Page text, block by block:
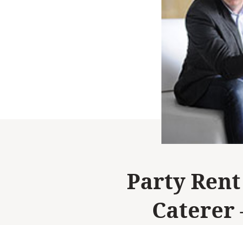
Party
Caterer